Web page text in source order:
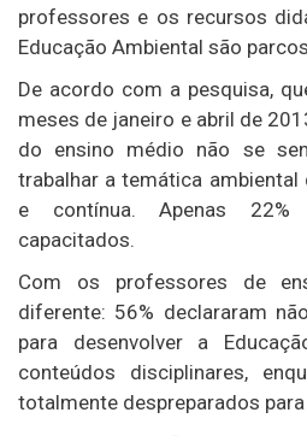
professores e os recursos
Educação Ambiental são
De acordo com a pesquisa,
meses de janeiro e abril de
do ensino médio não se
trabalhar a temática ambiental
e contínua. Apenas
capacitados.
Com os professores de
diferente: 56% declararam
para desenvolver a
conteúdos disciplinares,
totalmente despreparados